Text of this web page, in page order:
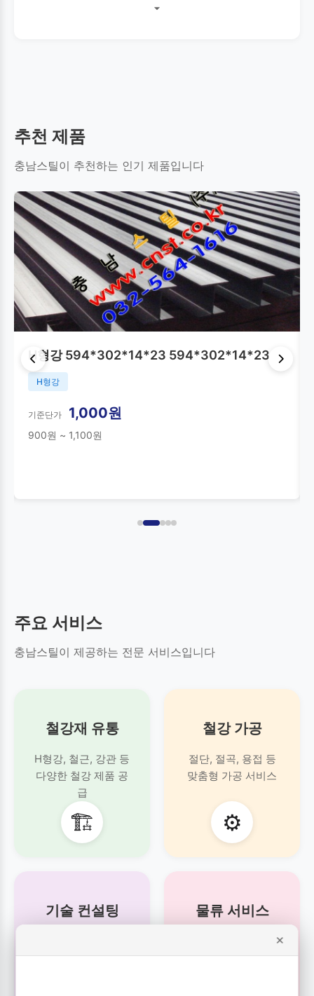
강널말뚝(쉬트파일) 스테인레스(STS)
추천 제품
충남스틸이 추천하는 인기 제품입니다
H형강 594*302*14*23 594*302*14*23
H형강
기준단가 1,000원
900원 ~ 1,100원
주요 서비스
충남스틸이 제공하는 전문 서비스입니다
철강재 유통
H형강, 철근, 강관 등
다양한 철강 제품 공
급
🏗️
철강 가공
절단, 절곡, 용접 등
맞춤형 가공 서비스
⚙️
기술 컨설팅
지
물류 서비스
제품 운송 서비스
×